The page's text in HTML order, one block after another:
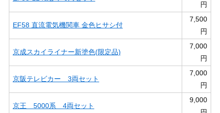
円
EF58 直流電気機関車 金色ヒサシ付
7,500
円
京成スカイライナー新塗色(限定品)
7,000
円
京阪テレビカー 3両セット
7,000
円
京王 5000系 4両セット
9,000